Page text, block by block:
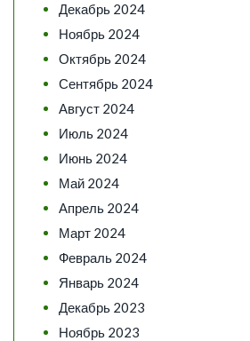
Декабрь 2024
Ноябрь 2024
Октябрь 2024
Сентябрь 2024
Август 2024
Июль 2024
Июнь 2024
Май 2024
Апрель 2024
Март 2024
Февраль 2024
Январь 2024
Декабрь 2023
Ноябрь 2023